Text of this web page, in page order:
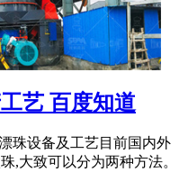
艺 百度知道
珠设备及工艺目前国内外
,大致可以分为两种方法。